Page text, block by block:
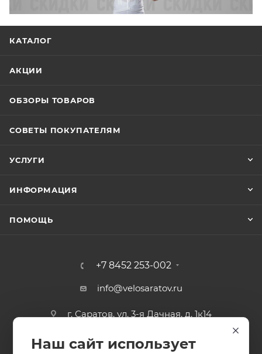
КАТАЛОГ
АКЦИИ
ОБЗОРЫ ТОВАРОВ
СОВЕТЫ ПОКУПАТЕЛЯМ
УСЛУГИ
ИНФОРМАЦИЯ
ПОМОЩЬ
+7 8452 253-002
info@velosaratov.ru
г. Саратов, ул. 3-я Дачная, д. 1к14
Наш сайт использует